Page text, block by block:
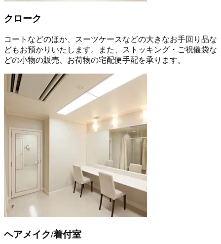
クローク
コートなどのほか、スーツケースなどの大きなお手回り品な
どもお預かりいたします。また、ストッキング・ご祝儀袋な
どの小物の販売、お荷物の宅配便手配を承ります。
ヘアメイク/着付室